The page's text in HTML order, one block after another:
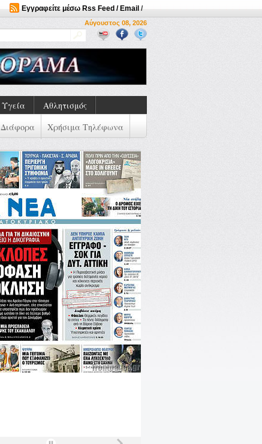
Εγγραφείτε μέσω Rss Feed / Email /
Αύγουστος 08, 2026
Υγεία
Αθλητισμός
Διάφορα Χρήσιμα Τηλέφωνα